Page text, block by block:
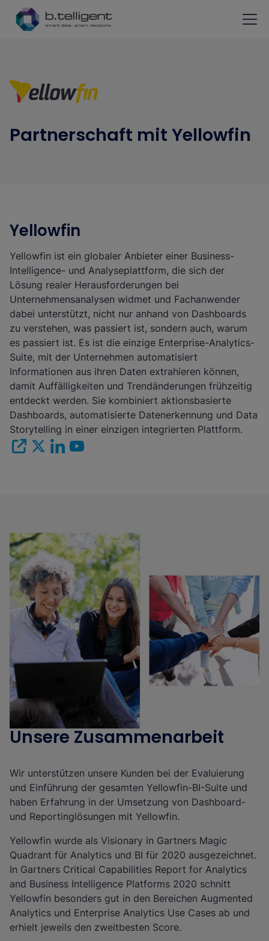
Zum Hauptinhalt springen
Partnerschaft mit Yellowfin
Yellowfin
Yellowfin ist ein globaler Anbieter einer Business-
Intelligence- und Analyseplattform, die sich der
Lösung realer Herausforderungen bei
Unternehmensanalysen widmet und Fachanwender
dabei unterstützt, nicht nur anhand von Dashboards
zu verstehen, was passiert ist, sondern auch, warum
es passiert ist. Es ist die einzige Enterprise-Analytics-
Suite, mit der Unternehmen automatisiert
Informationen aus ihren Daten extrahieren können,
damit Auffälligkeiten und Trendänderungen frühzeitig
entdeckt werden. Sie kombiniert aktionsbasierte
Dashboards, automatisierte Datenerkennung und Data
Storytelling in einer einzigen integrierten Plattform.
Unsere Zusammenarbeit
Wir unterstützen unsere Kunden bei der Evaluierung
und Einführung der gesamten Yellowfin-BI-Suite und
haben Erfahrung in der Umsetzung von Dashboard-
und Reportinglösungen mit Yellowfin.
Yellowfin wurde als Visionary in Gartners Magic
Quadrant für Analytics und BI für 2020 ausgezeichnet.
In Gartners Critical Capabilities Report for Analytics
and Business Intelligence Platforms 2020 schnitt
Yellowfin besonders gut in den Bereichen Augmented
Analytics und Enterprise Analytics Use Cases ab und
erhielt jeweils den zweitbesten Score.